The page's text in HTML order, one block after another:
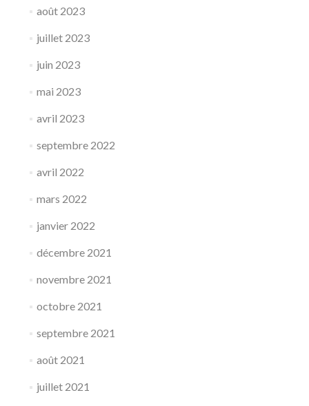
août 2023
juillet 2023
juin 2023
mai 2023
avril 2023
septembre 2022
avril 2022
mars 2022
janvier 2022
décembre 2021
novembre 2021
octobre 2021
septembre 2021
août 2021
juillet 2021